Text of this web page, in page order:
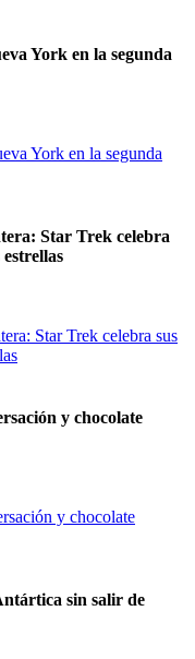
York en la segunda
Star Trek celebra
y chocolate
sin salir de